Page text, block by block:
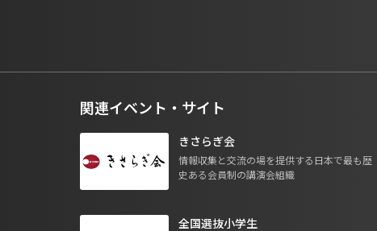
関連イベント・サイト
きさらぎ会
情報収集と交流の場を提供する日本で最も歴
史ある会員制の講演会組織
全国選抜小学生